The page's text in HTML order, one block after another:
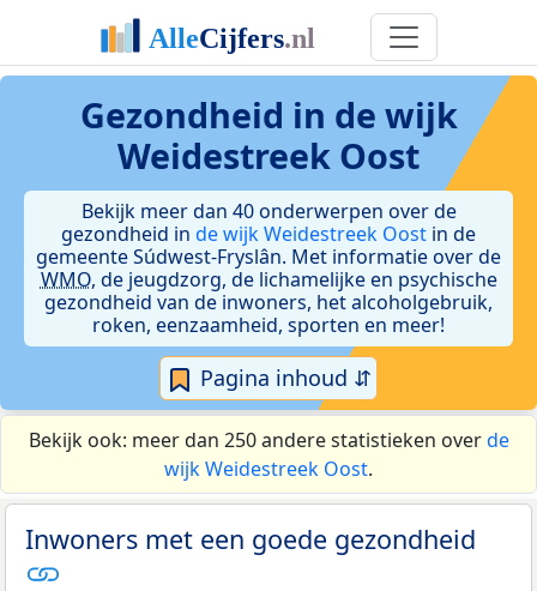
Gezondheid in de wijk
Weidestreek Oost
Bekijk meer dan 40 onderwerpen over de
gezondheid in de wijk Weidestreek Oost in de
gemeente Súdwest-Fryslân. Met informatie over de
WMO, de jeugdzorg, de lichamelijke en psychische
gezondheid van de inwoners, het alcoholgebruik,
roken, eenzaamheid, sporten en meer!
Pagina inhoud ⇵
Bekijk ook: meer dan 250 andere statistieken overde
wijk Weidestreek Oost.
Inwoners met een goede gezondheid